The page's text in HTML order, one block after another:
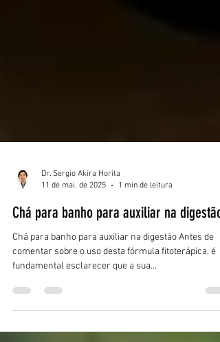
Dr. Sergio Akira Horita
11 de mai. de 2025
Chá para banho para auxiliar na digestão
Chá para banho para auxiliar na digestão Antes de
comentar sobre o uso desta fórmula fitoterápica, é